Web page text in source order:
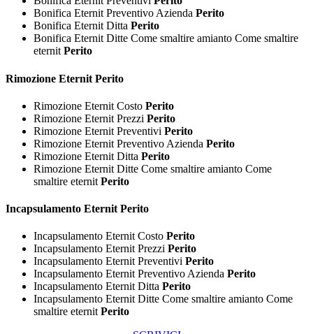
Bonifica Eternit Preventivo Azienda Perito
Bonifica Eternit Ditta Perito
Bonifica Eternit Ditte Come smaltire amianto Come smaltire
eternit Perito
Rimozione Eternit Perito
Rimozione Eternit Costo Perito
Rimozione Eternit Prezzi Perito
Rimozione Eternit Preventivi Perito
Rimozione Eternit Preventivo Azienda Perito
Rimozione Eternit Ditta Perito
Rimozione Eternit Ditte Come smaltire amianto Come
smaltire eternit Perito
Incapsulamento Eternit Perito
Incapsulamento Eternit Costo Perito
Incapsulamento Eternit Prezzi Perito
Incapsulamento Eternit Preventivi Perito
Incapsulamento Eternit Preventivo Azienda Perito
Incapsulamento Eternit Ditta Perito
Incapsulamento Eternit Ditte Come smaltire amianto Come
smaltire eternit Perito